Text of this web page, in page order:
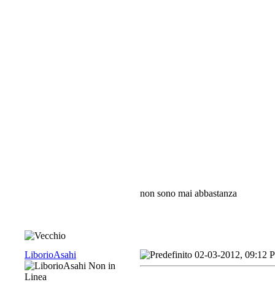
non sono mai abbastanza
LiborioAsahi 02-03-2012, 09:12